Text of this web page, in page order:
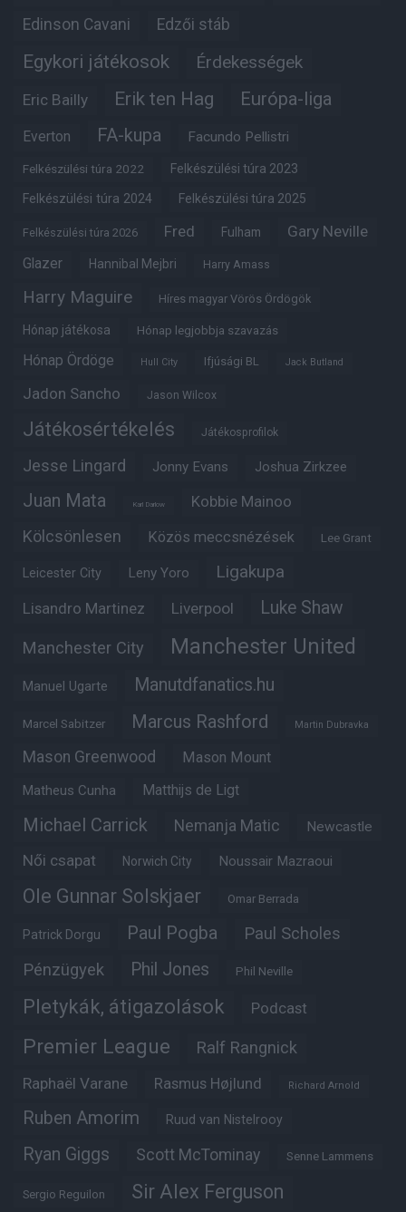
Edinson Cavani Edzői stáb
Egykori játékosok Érdekességek
Eric Bailly Erik ten Hag Európa-liga
Everton FA-kupa Facundo Pellistri
Felkészülési túra 2022 Felkészülési túra 2023
Felkészülési túra 2024 Felkészülési túra 2025
Felkészülési túra 2026 Fred Fulham Gary Neville
Glazer Hannibal Mejbri Harry Amass
Harry Maguire Híres magyar Vörös Ördögök
Hónap játékosa Hónap legjobbja szavazás
Hónap Ördöge Hull City Ifjúsági BL Jack Butland
Jadon Sancho Jason Wilcox
Játékosértékelés Játékosprofilok
Jesse Lingard Jonny Evans Joshua Zirkzee
Juan Mata Karl Darlow Kobbie Mainoo
Kölcsönlesen Közös meccsnézések Lee Grant
Leicester City Leny Yoro Ligakupa
Lisandro Martinez Liverpool Luke Shaw
Manchester City Manchester United
Manuel Ugarte Manutdfanatics.hu
Marcel Sabitzer Marcus Rashford Martin Dubravka
Mason Greenwood Mason Mount
Matheus Cunha Matthijs de Ligt
Michael Carrick Nemanja Matic Newcastle
Női csapat Norwich City Noussair Mazraoui
Ole Gunnar Solskjaer Omar Berrada
Patrick Dorgu Paul Pogba Paul Scholes
Pénzügyek Phil Jones Phil Neville
Pletykák, átigazolások Podcast
Premier League Ralf Rangnick
Raphaël Varane Rasmus Højlund Richard Arnold
Ruben Amorim Ruud van Nistelrooy
Ryan Giggs Scott McTominay Senne Lammens
Sergio Reguilon Sir Alex Ferguson